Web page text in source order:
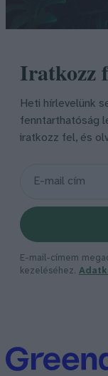
Iratkozz
Heti hírlevelünk
fenntarthatóság
iratkozz fel, és
E-mail-címem
kezeléséhez.